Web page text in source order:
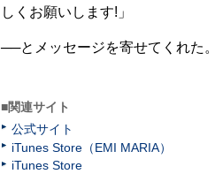
しくお願いします!」
──とメッセージを寄せてくれた。
■関連サイト
公式サイト
iTunes Store（EMI MARIA）
iTunes Store